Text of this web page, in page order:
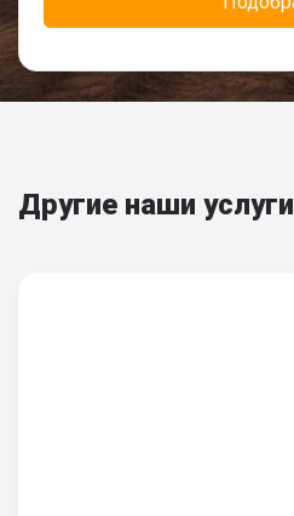
Другие наши услуги